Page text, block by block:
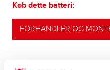
Køb dette batteri:
FORHANDLER OG